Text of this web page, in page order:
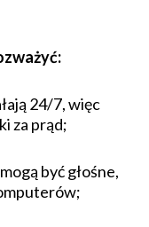
24/7, więc
za prąd;
być głośne,